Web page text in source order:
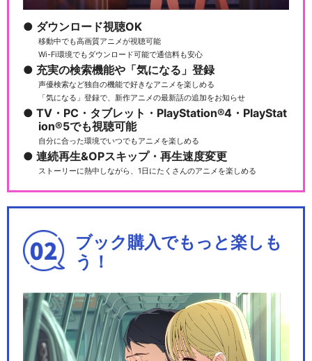
ダウンロード視聴OK
移動中でも高画質アニメが視聴可能
Wi-Fi環境でもダウンロード可能で通信料も安心
充実の検索機能や「気になる」登録
声優検索など独自の機能で好きなアニメを楽しめる
「気になる」登録で、新作アニメの最新話の追加をお知らせ
TV・PC・タブレット・PlayStation®4・PlayStat
ion®5でも視聴可能
自分に合った環境でいつでもアニメを楽しめる
連続再生&OPスキップ・再生速度変更
ストーリーに熱中しながら、1日にたくさんのアニメを楽しめる
ブック購入でもっと楽しも
う！